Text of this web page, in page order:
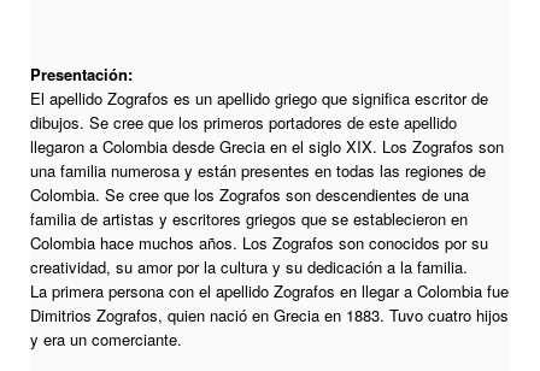
Presentación:
El apellido Zografos es un apellido griego que significa escritor de
dibujos. Se cree que los primeros portadores de este apellido
llegaron a Colombia desde Grecia en el siglo XIX. Los Zografos son
una familia numerosa y están presentes en todas las regiones de
Colombia. Se cree que los Zografos son descendientes de una
familia de artistas y escritores griegos que se establecieron en
Colombia hace muchos años. Los Zografos son conocidos por su
creatividad, su amor por la cultura y su dedicación a la familia.
La primera persona con el apellido Zografos en llegar a Colombia fue
Dimitrios Zografos, quien nació en Grecia en 1883. Tuvo cuatro hijos
y era un comerciante.